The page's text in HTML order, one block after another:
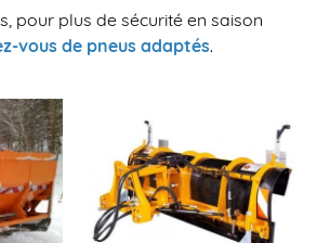
pour plus de sécurité en saison
vous de pneus adaptés.